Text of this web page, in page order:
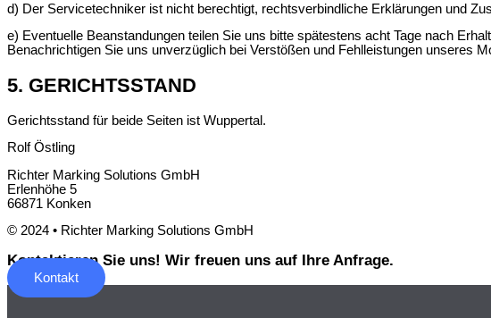
d) Der Servicetechniker ist nicht berechtigt, rechtsverbindliche Erklärungen und
e) Eventuelle Beanstandungen teilen Sie uns bitte spätestens acht Tage nach
Benachrichtigen Sie uns unverzüglich bei Verstößen und Fehlleistungen unseres
5. GERICHTSSTAND
Gerichtsstand für beide Seiten ist Wuppertal.
Rolf Östling
Richter Marking Solutions GmbH
Erlenhöhe 5
66871 Konken
© 2024 • Richter Marking Solutions GmbH
Kontaktieren Sie uns! Wir freuen uns auf Ihre Anfrage.
Kontakt